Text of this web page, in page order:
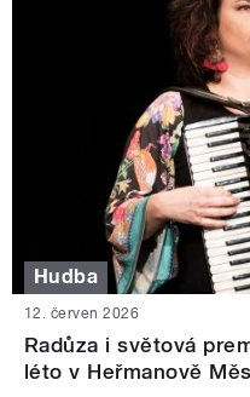
Hudba
12. červen 2026
Radůza i světová
léto v Heřmanově